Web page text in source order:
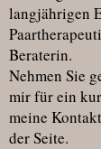
langjährigen
Beraterin.
Nehmen Sie
mir für ein
meine
der Seite.